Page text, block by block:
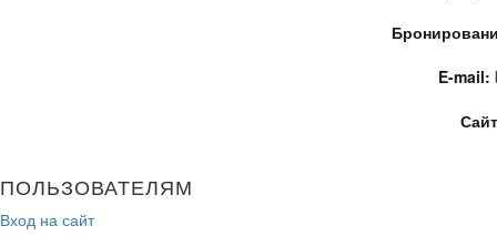
E-mail:
ПОЛЬЗОВАТЕЛЯМ
Вход на сайт